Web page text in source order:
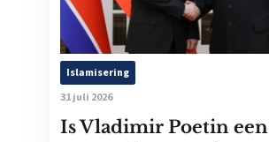
Islamisering
31 juli 2026
Is Vladimir Poetin een